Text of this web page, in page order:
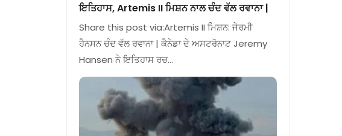
ਇਤਿਹਾਸ, Artemis II ਮਿਸ਼ਨ ਨਾਲ ਚੰਦ ਵੱਲ ਰਵਾਨਾ |
Share this post via:Artemis II ਮਿਸ਼ਨ: ਜੇਰਮੀ
ਹੈਨਸਨ ਚੰਦ ਵੱਲ ਰਵਾਨਾ | ਕੈਨੇਡਾ ਦੇ ਅਸਟਰੋਨਾਟ Jeremy
Hansen ਨੇ ਇਤਿਹਾਸ ਰਚ…